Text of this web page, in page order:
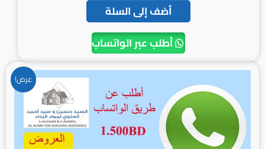
أضف إلى السلة
أطلب عبر الواتساب
عرض! السعر
الأصلي
هو:
3.000BD.
السعر
الحالي
هو:
1.500BD.